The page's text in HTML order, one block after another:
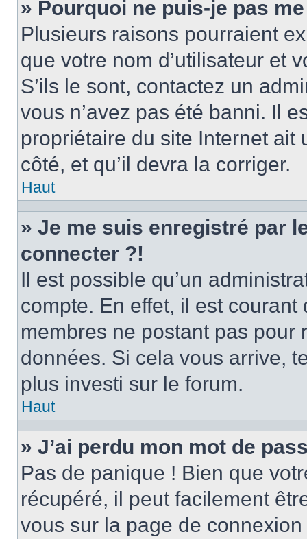
» Pourquoi ne puis-je pas
Plusieurs raisons pourraient
que votre nom d’utilisateur et
S’ils le sont, contactez un
vous n’avez pas été banni. Il
propriétaire du site Internet
côté, et qu’il devra la corriger.
Haut
» Je me suis enregistré par
connecter ?!
Il est possible qu’un
compte. En effet, il est
membres ne postant pas
données. Si cela vous arrive,
plus investi sur le forum.
Haut
» J’ai perdu mon mot de
Pas de panique ! Bien que
récupéré, il peut facilement
vous sur la page de